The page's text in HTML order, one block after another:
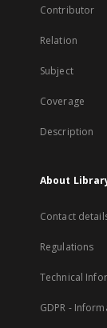
Contributor
Relation
Subject
Coverage
Description
About
Contact
Regulations
Technical
GDPR -